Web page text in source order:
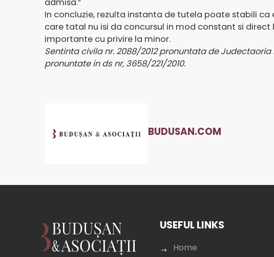
In concluzie, rezulta instanta de tutela poate stabili
care tatal nu isi da concursul in mod constant si
importante cu privire la minor.
Sentinta civila nr. 2088/2012 pronuntata de
pronuntate in ds nr, 3658/221/2010.
BUDUSAN.COM
USEFUL LINKS
Home